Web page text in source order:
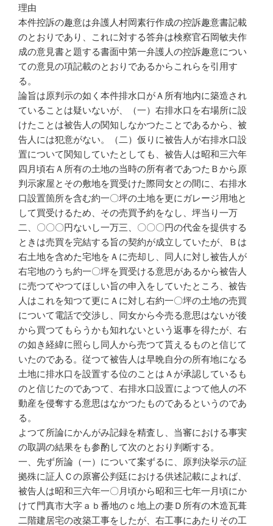
理由
本件控訴の趣意は弁護人村岡素行作成の控訴趣意書記載
のとおりであり、これに対する答弁は検察官石岡敏夫作
成の意見書と題する書面中第一弁護人の控訴趣意につい
ての意見の項記載のとおりであるからこれらを引用す
る。
論旨は原判示の如く本件排水口がＡ所有地内に築造され
ていることは疑いないが、（一）右排水口を右場所に設
けたことは被告人の関知しなかつたことであるから、被
告人には犯意がない。（二）仮りに被告人が右排水口設
置について関知していたとしても、被告人は昭和三六年
四月頃右Ａ所有の土地の当時の所有者であつたＢから原
判示家屋とその敷地を買受けた際同女との間に、右排水
口設置箇所を含む約一〇坪の土地を更にガレージ用地と
して買受けるため、その売買予約をなし、坪当り一万
二、〇〇〇円ないし一万三、〇〇〇円の代金を提供する
ときは売買を完結する旨の契約が成立していたが、Ｂは
右土地を含めた宅地をＡに売却し、同人に対し被告人が
右宅地のうち約一〇坪を買受ける意思があるから被告人
に売つてやつてほしい旨の申入をしていたところ、被告
人はこれを知つて更にＡに対し右約一〇坪の土地の売買
について電話で交渉し、同女から今売る意思はないが後
から買つてもらうかも知れないという返事を得たが、右
の如き経緯に照らし同人から売つて貰えるものと信じて
いたのである。従つて被告人は早晩自分の所有地になる
土地に排水口を設置する位のことはＡが承認しているも
のと信じたのであつて、右排水口設置によつて他人の不
動産を侵奪する意思はなかつたものであるというのであ
る。
よつて所論にかんがみ記録を精査し、当審における事実
の取調の結果をも参酌して次のとおり判断する。
一、先ず所論（一）について案ずるに、原判決挙示の証
拠殊に証人Ｃの原審公判廷における供述記載によれば、
被告人は昭和三六年一〇月頃から昭和三七年一月頃にか
けて門真市大字ａｂ番地のｃ地上の妻Ｄ所有の木造瓦葺
二階建居宅の改築工事をしたが、右工事にあたりその工